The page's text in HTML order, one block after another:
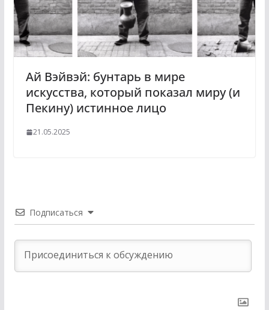
Ай Вэйвэй: бунтарь в мире
искусства, который показал миру (и
Пекину) истинное лицо
21.05.2025
Подписаться